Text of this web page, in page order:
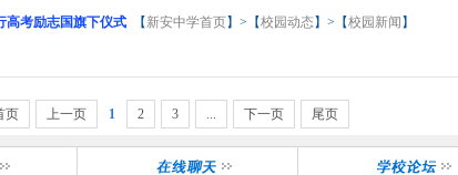
考励志国旗下仪式 【 新安中学首页】>【校园动态 】>【校园新闻 】
页 上一页 1 2 3 ... 下一页 尾页